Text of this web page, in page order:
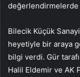
değerlendirmelerde
Bilecik Küçük
heyetiyle bir araya
bilgi verdi. Gür
Halil Eldemir ve AK